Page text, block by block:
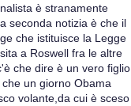
è stranamente
seconda notizia è che il
che istituisce la Legge
a Roswell fra le altre
che dire è un vero figlio
un giorno Obama
volante,da cui è sceso